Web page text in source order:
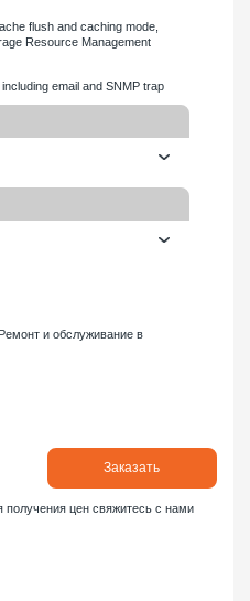
flush and caching mode,
Resource Management
email and SNMP trap
и обслуживание в
Заказать
получения цен свяжитесь с нами